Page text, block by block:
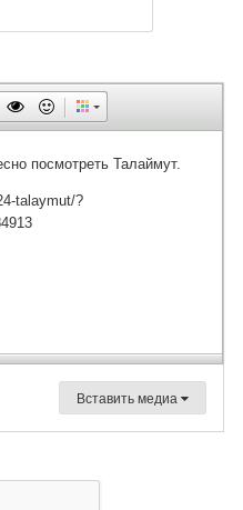
Вставить медиа